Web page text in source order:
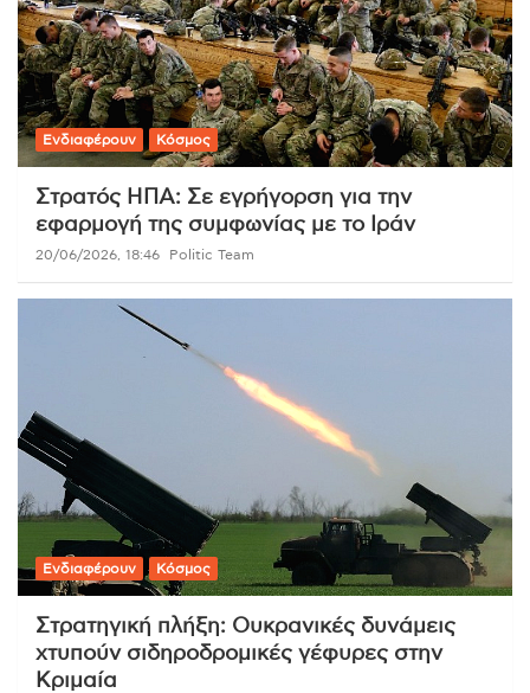
Ενδιαφέρουν Κόσμος
Στρατός ΗΠΑ: Σε εγρήγορση για την
εφαρμογή της συμφωνίας με το Ιράν
20/06/2026, 18:46 Politic Team
Ενδιαφέρουν Κόσμος
Στρατηγική πλήξη: Ουκρανικές δυνάμεις
χτυπούν σιδηροδρομικές γέφυρες στην
Κριμαία